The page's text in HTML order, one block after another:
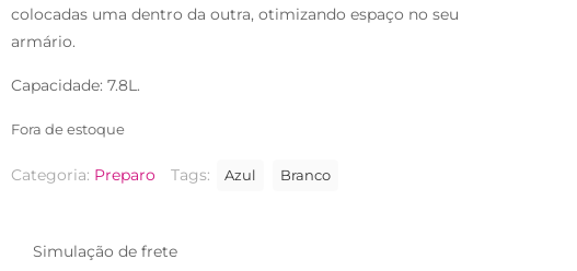
colocadas uma dentro da outra, otimizando espaço no seu
armário.
Capacidade: 7.8L.
Fora de estoque
Categoria: Preparo Tags: Azul Branco
Simulação de frete